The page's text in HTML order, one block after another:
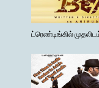
ட்ரெண்டிங்கில்